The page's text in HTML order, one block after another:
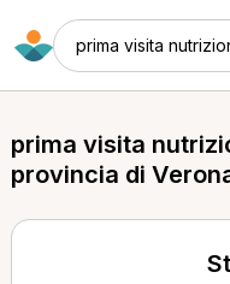
prima visita
prima visita
provincia di